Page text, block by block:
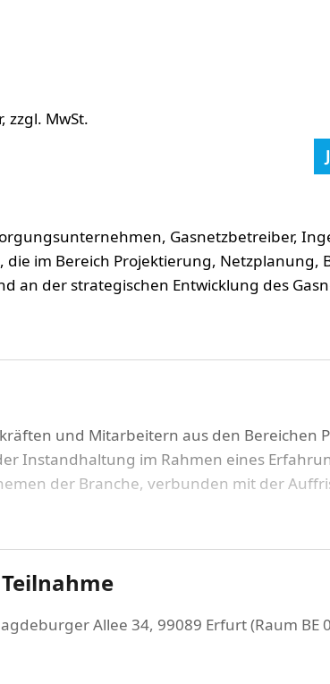
zzgl. MwSt.
Gasnetzbetreiber,
die im Bereich Projektierung, Netzplanung,
an der strategischen Entwicklung des
und Mitarbeitern aus den Bereichen
Instandhaltung im Rahmen eines
der Branche, verbunden mit der
Leitung von Prof. Dr.-Ing. Jens
Netz GmbH und einem Expertenteam von
Allee 34, 99089 Erfurt (Raum BE